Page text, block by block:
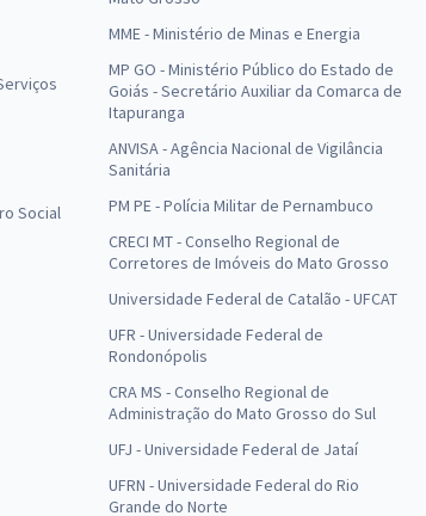
Social
MME - Ministério de Minas e Energia
MP GO - Ministério Público do Estado de
Goiás - Secretário Auxiliar da Comarca de
Itapuranga
ANVISA - Agência Nacional de Vigilância
Sanitária
PM PE - Polícia Militar de Pernambuco
CRECI MT - Conselho Regional de
Corretores de Imóveis do Mato Grosso
Universidade Federal de Catalão - UFCAT
UFR - Universidade Federal de
Rondonópolis
CRA MS - Conselho Regional de
Administração do Mato Grosso do Sul
UFJ - Universidade Federal de Jataí
UFRN - Universidade Federal do Rio
Grande do Norte